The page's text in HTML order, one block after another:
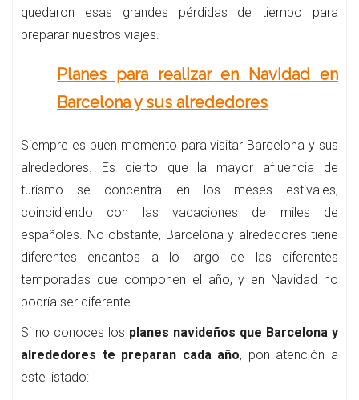
quedaron esas grandes pérdidas de tiempo para
preparar nuestros viajes.
Planes para realizar en Navidad en
Barcelona y sus alrededores
Siempre es buen momento para visitar Barcelona y sus
alrededores. Es cierto que la mayor afluencia de
turismo se concentra en los meses estivales,
coincidiendo con las vacaciones de miles de
españoles. No obstante, Barcelona y alrededores tiene
diferentes encantos a lo largo de las diferentes
temporadas que componen el año, y en Navidad no
podría ser diferente.
Si no conoces los planes navideños que Barcelona y
alrededores te preparan cada año, pon atención a
este listado: